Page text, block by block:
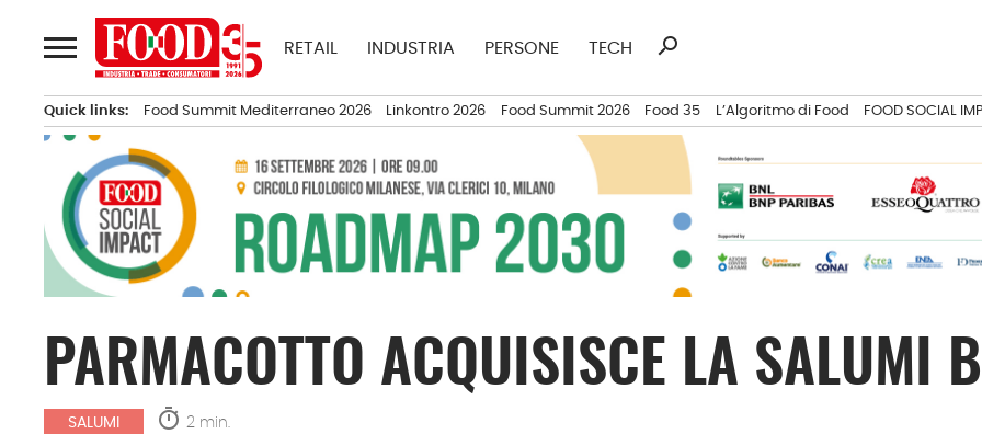
al
contenuto
RETAIL INDUSTRIA PERSONE TECH
Ricerca
search
Quick links: Food Summit Mediterraneo 2026 Linkontro 2026 Food Summit 2026 Food 35 L’Algoritmo di Food FOOD SOCIAL
PARMACOTTO ACQUISISCE LA SALUMI
SALUMI timer 2 min.